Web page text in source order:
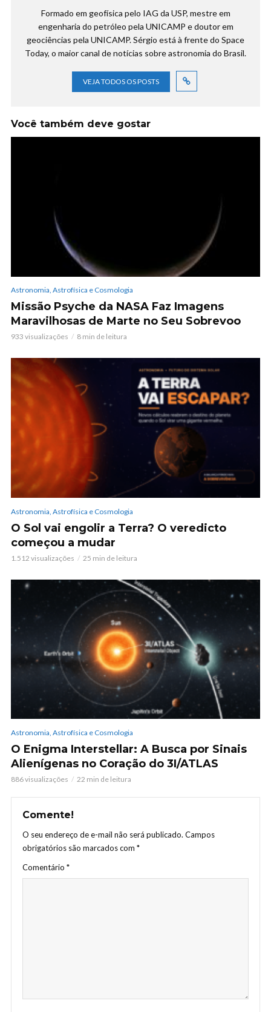
Formado em geofísica pelo IAG da USP, mestre em
engenharia do petróleo pela UNICAMP e doutor em
geociências pela UNICAMP. Sérgio está à frente do Space
Today, o maior canal de notícias sobre astronomia do Brasil.
VEJA TODOS OS POSTS
Você também deve gostar
Astronomia, Astrofísica e Cosmologia
Missão Psyche da NASA Faz Imagens
Maravilhosas de Marte no Seu Sobrevoo
933 visualizações 8 min de leitura
Astronomia, Astrofísica e Cosmologia
O Sol vai engolir a Terra? O veredicto
começou a mudar
1.512 visualizações 25 min de leitura
Astronomia, Astrofísica e Cosmologia
O Enigma Interstellar: A Busca por Sinais
Alienígenas no Coração do 3I/ATLAS
886 visualizações 22 min de leitura
Comente!
O seu endereço de e-mail não será publicado. Campos
obrigatórios são marcados com *
Comentário *